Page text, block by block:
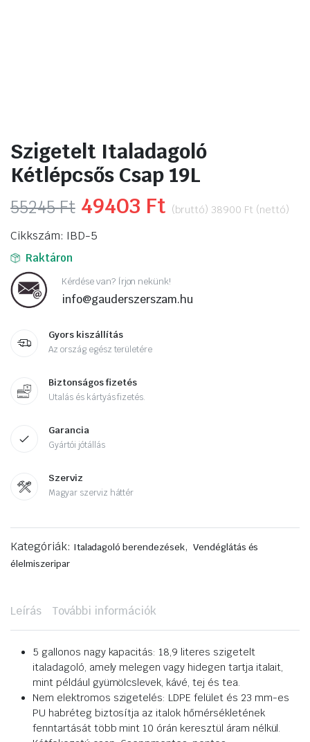
Szigetelt Italadagoló
Kétlépcsős Csap 19L
55245Ft Original
price
55245 Ft.
49403 Ft Current
49403 Ft.
(bruttó) 38900 Ft (nettó)
Cikkszám: IBD-5
Raktáron
Kérdése van? Írjon nekünk!
info@gauderszerszam.hu
Gyors kiszállítás
Az ország egész területére
Biztonságos fizetés
Utalás és kártyás fizetés.
Garancia
Gyártói jótállás
Szerviz
Magyar szerviz háttér
Kategóriák: Italadagoló berendezések, Vendéglátás és
élelmiszeripar
Leírás További információk
5 gallonos nagy kapacitás: 18,9 literes szigetelt
italadagoló, amely melegen vagy hidegen tartja italait,
mint például gyümölcslevek, kávé, tej és tea.
Nem elektromos szigetelés: LDPE felület és 23 mm-es
PU habréteg biztosítja az italok hőmérsékletének
fenntartását több mint 10 órán keresztül áram nélkül.